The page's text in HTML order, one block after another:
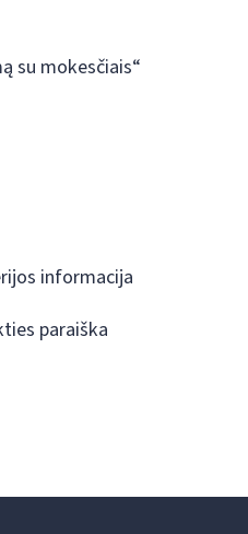
su mokesčiais“
informacija
paraiška